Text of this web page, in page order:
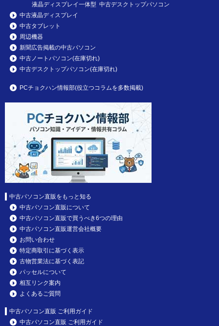
液晶ディスプレイ一体型 中古デスクトップパソコン
中古液晶ディスプレイ
中古タブレット
周辺機器
新聞広告掲載の中古パソコン
中古ノートパソコン(在庫切れ)
中古デスクトップパソコン(在庫切れ)
PCチョクハン情報部(役立つコラムを多数掲載)
中古パソコン直販をもっと知る
中古パソコン直販について
中古パソコン直販で買うべき6つの理由
中古パソコン直販運営会社概要
お問い合わせ
特定商取引に基づく表示
古物営業法に基づく表記
パッセルについて
相互リンク案内
よくあるご質問
中古パソコン直販 ご利用ガイド
中古パソコン直販 ご利用ガイド